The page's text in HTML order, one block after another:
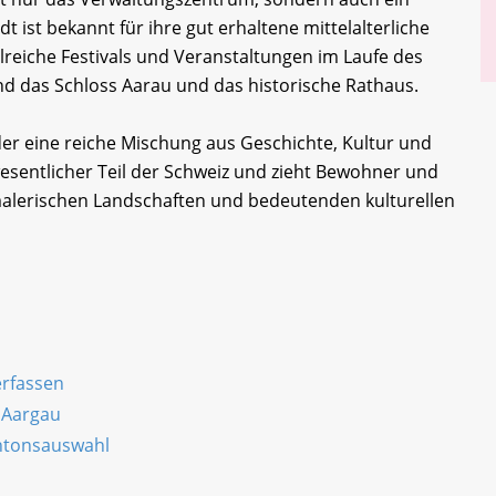
ist bekannt für ihre gut erhaltene mittelalterliche
Festivals und Veranstaltungen im Laufe des
das Schloss Aarau und das historische Rathaus.
eine reiche Mischung aus Geschichte, Kultur und
Teil der Schweiz und zieht Bewohner und
Landschaften und bedeutenden kulturellen